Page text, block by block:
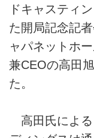
ドキャスティ
た開局記念記
ャパネットホ
兼CEOの高田
た。
高田氏による